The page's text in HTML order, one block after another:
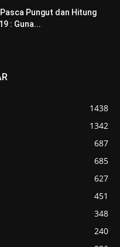
Pungut dan Hitung
: Guna...
1438
1342
687
685
627
451
348
240